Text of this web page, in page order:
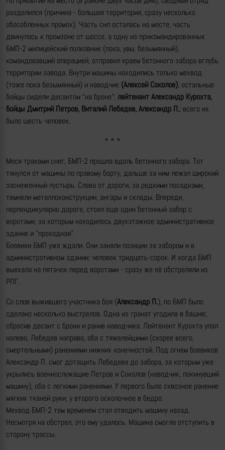
разделился (причина - большая территория, сразу несколько
обособленных промок). Часть сил осталась на месте, часть
двинулась к промзоне от шоссе, а одну из прикомандированных
БМП-2 милицейский полковник (пока, увы, безымянный),
командовавший операцией, отправил краем бетонного забора вглубь
территории завода. Внутри машины находились только мехвод
(тоже пока безымянный) и наводчик (Алексей Соколов), остальные
бойцы сидели десантом “на броне”: лейтенант Александр Курохта,
бойцы Дмитрий Петров, Виталий Лебедев, Александр П.; всего их
было шесть человек.
* * *
Меся траками снег, БМП-2 прошла вдоль бетонного забора. Тот
тянулся от машины по правому борту, дальше за ним лежал широкий
заснеженный пустырь. Слева от дороги, за редкими посадками,
темнели металлоконструкции, ангары и склады. Впереди,
перпендикулярно дороге, стоял еще один бетонный забор с
воротами, за которым находилось двухэтажное административное
здание и "проходная".
Боевики БМП уже ждали. Они заняли позиции за забором и в
административном здании: человек тридцать-сорок. И когда БМП
выехала на пятачок перед воротами - сразу же её обстреляли из
РПГ.
Со слов выжившего участника боя (Александр П.), по БМП было
сделано несколько выстрелов. Одна из гранат угодила в башню,
сбросив десант с брони и ранив наводчика. Лейтенант Курохта упал
налево, Лебедев направо, оба с тяжелейшими (скорее всего,
смертельными) ранениями нижних конечностей. Под огнем боевиков
Александр П. смог дотащить Лебедева до забора, за которым уже
укрылись военнослужащие Петров и Соколов (наводчик, покинувший
машину), оба с легкими ранениями. У первого было сквозное ранение
мягких тканей руки, у второго осколочное в бедро.
Мехвод БМП-2 тем временем стал отводить машину назад.
Несмотря на обстрел, это ему удалось. Машина смогла отступить в
сторону трассы.